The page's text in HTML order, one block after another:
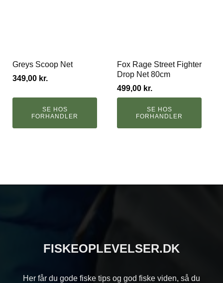
Greys Scoop Net
349,00 kr.
SE HOS
FORHANDLER
Fox Rage Street Fighter
Drop Net 80cm
499,00 kr.
SE HOS
FORHANDLER
FISKEOPLEVELSER.DK
Her får du gode fiske tips og god fiske viden, så du